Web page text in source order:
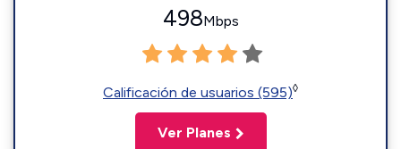
498Mbps
Calificación de usuarios (595)◊
Ver Planes